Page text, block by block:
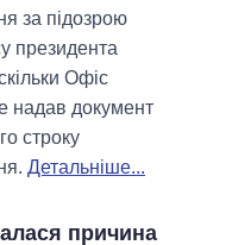
за підозрою
президента
Офіс
надав документ
строку
Детальніше...
причина